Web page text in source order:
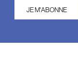
JE M'ABONNE